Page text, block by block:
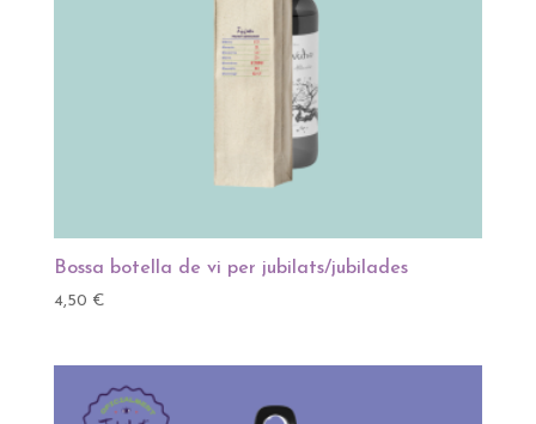
Bossa botella de vi per jubilats/jubilades
4,50 €